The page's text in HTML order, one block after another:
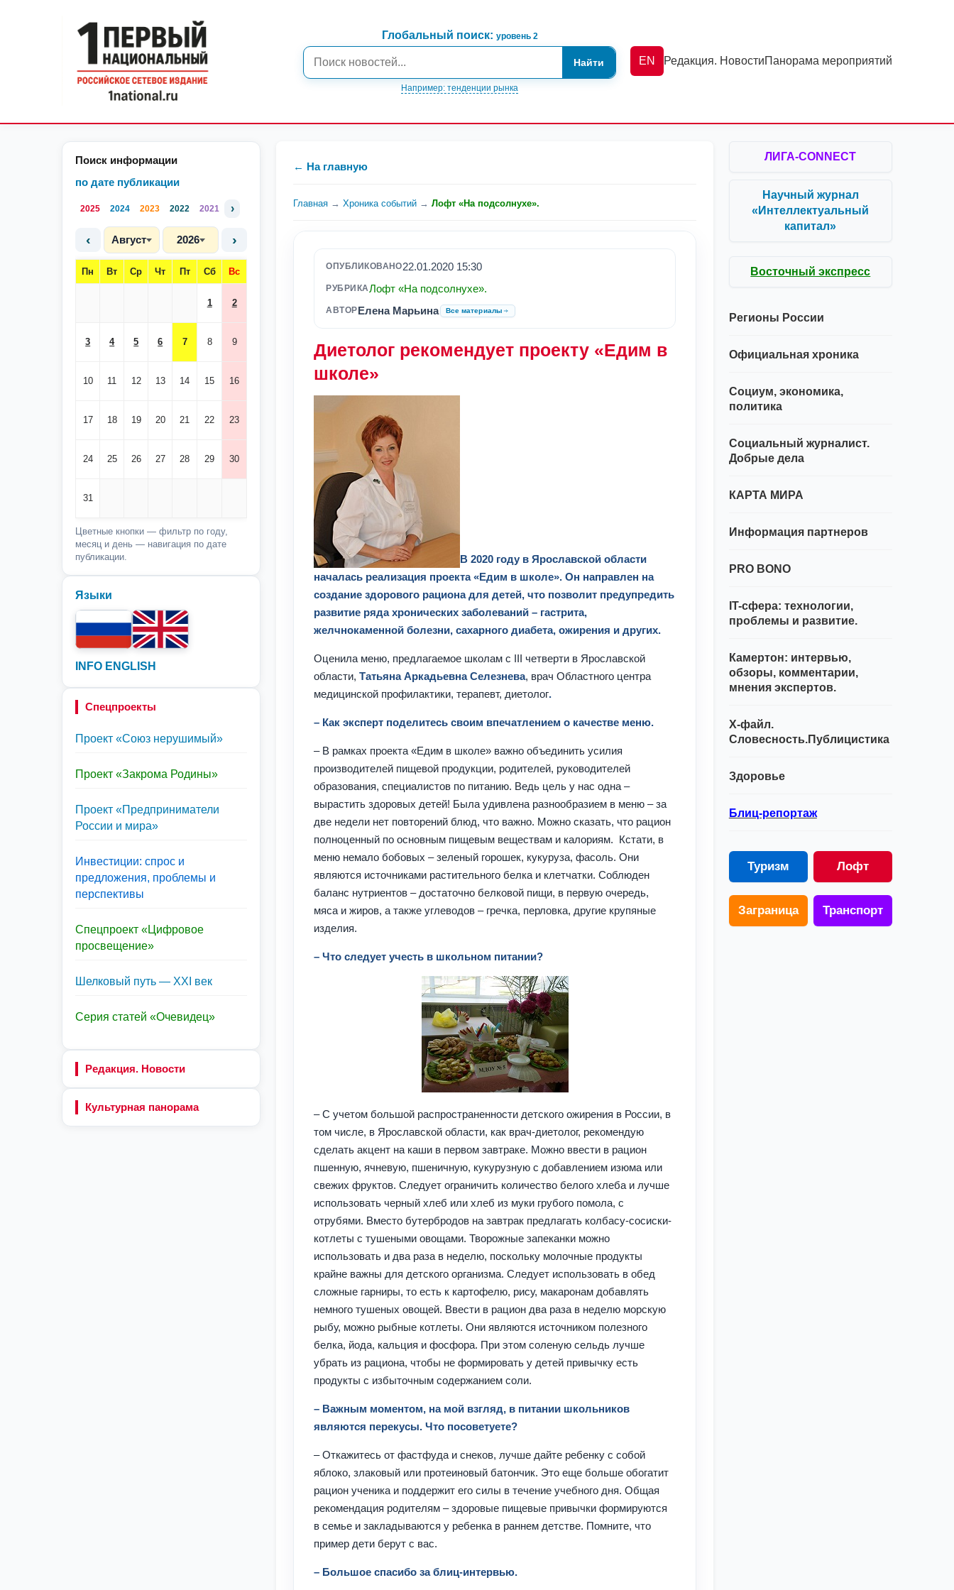
Глобальный поиск: уровень 2
Найти
Например: тенденции рынка
EN Редакция. НовостиПанорама мероприятий
Поиск информации
по дате публикации
2025 2024 2023 2022 2021 ›
‹ Август 2026 ›
Пн Вт Ср Чт Пт Сб Вс
1 2
3 4 5 6 7 8 9
10 11 12 13 14 15 16
17 18 19 20 21 22 23
24 25 26 27 28 29 30
31
Цветные кнопки — фильтр по году,
месяц и день — навигация по дате
публикации.
Языки
INFO ENGLISH
Спецпроекты
Проект «Союз нерушимый»
Проект «Закрома Родины»
Проект «Предприниматели
России и мира»
Инвестиции: спрос и
предложения, проблемы и
перспективы
Спецпроект «Цифровое
просвещение»
Шелковый путь — XXI век
Серия статей «Очевидец»
Редакция. Новости
Культурная панорама
← На главную
Главная → Хроника событий → Лофт «На подсолнухе».
ОПУБЛИКОВАНО22.01.2020 15:30
РУБРИКАЛофт «На подсолнухе».
АВТОРЕлена Марьина Все материалы
Диетолог рекомендует проекту «Едим в
школе»
В 2020 году в Ярославской области
началась реализация проекта «Едим в школе». Он направлен на
создание здорового рациона для детей, что позволит предупредить
развитие ряда хронических заболеваний – гастрита,
желчнокаменной болезни, сахарного диабета, ожирения и других.
Оценила меню, предлагаемое школам с III четверти в Ярославской
области,Татьяна Аркадьевна Селезнева, врач Областного центра
медицинской профилактики, терапевт, диетолог.
– Как эксперт поделитесь своим впечатлением о качестве меню.
– В рамках проекта «Едим в школе» важно объединить усилия
производителей пищевой продукции, родителей, руководителей
образования, специалистов по питанию. Ведь цель у нас одна –
вырастить здоровых детей! Была удивлена разнообразием в меню – за
две недели нет повторений блюд, что важно. Можно сказать, что рацион
полноценный по основным пищевым веществам и калориям. Кстати, в
меню немало бобовых – зеленый горошек, кукуруза, фасоль. Они
являются источниками растительного белка и клетчатки. Соблюден
баланс нутриентов – достаточно белковой пищи, в первую очередь,
мяса и жиров, а также углеводов – гречка, перловка, другие крупяные
изделия.
– Что следует учесть в школьном питании?
– С учетом большой распространенности детского ожирения в России, в
том числе, в Ярославской области, как врач-диетолог, рекомендую
сделать акцент на каши в первом завтраке. Можно ввести в рацион
пшенную, ячневую, пшеничную, кукурузную с добавлением изюма или
свежих фруктов. Следует ограничить количество белого хлеба и лучше
использовать черный хлеб или хлеб из муки грубого помола, с
отрубями. Вместо бутербродов на завтрак предлагать колбасу-сосиски-
котлеты с тушеными овощами. Творожные запеканки можно
использовать и два раза в неделю, поскольку молочные продукты
крайне важны для детского организма. Следует использовать в обед
сложные гарниры, то есть к картофелю, рису, макаронам добавлять
немного тушеных овощей. Ввести в рацион два раза в неделю морскую
рыбу, можно рыбные котлеты. Они являются источником полезного
белка, йода, кальция и фосфора. При этом соленую сельдь лучше
убрать из рациона, чтобы не формировать у детей привычку есть
продукты с избыточным содержанием соли.
– Важным моментом, на мой взгляд, в питании школьников
являются перекусы. Что посоветуете?
– Откажитесь от фастфуда и снеков, лучше дайте ребенку с собой
яблоко, злаковый или протеиновый батончик. Это еще больше обогатит
рацион ученика и поддержит его силы в течение учебного дня. Общая
рекомендация родителям – здоровые пищевые привычки формируются
в семье и закладываются у ребенка в раннем детстве. Помните, что
пример дети берут с вас.
– Большое спасибо за блиц-интервью.
ЛИГА-CONNECT
Научный журнал
«Интеллектуальный
капитал»
Восточный экспресс
Регионы России
Официальная хроника
Социум, экономика,
политика
Социальный журналист.
Добрые дела
КАРТА МИРА
Информация партнеров
PRO BONO
IT-сфера: технологии,
проблемы и развитие.
Камертон: интервью,
обзоры, комментарии,
мнения экспертов.
Х-файл.
Словесность.Публицистика
Здоровье
Блиц-репортаж
Туризм Лофт
Заграница Транспорт